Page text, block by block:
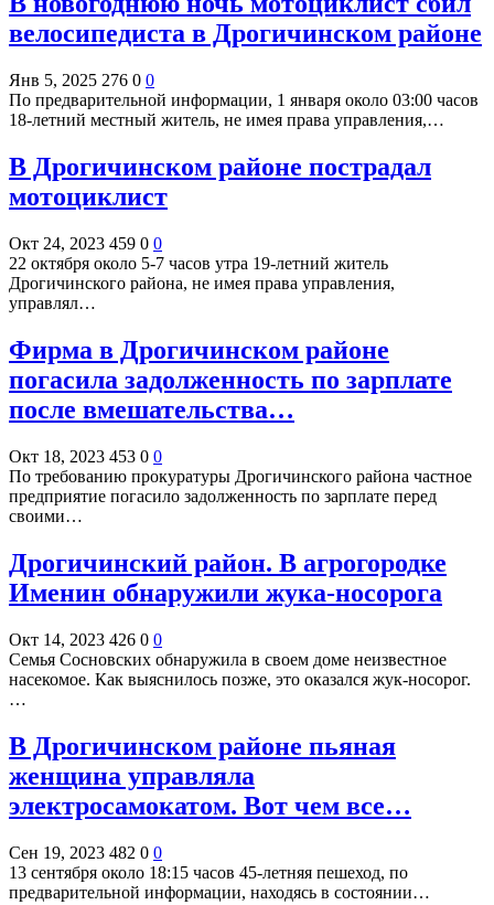
велосипедиста в Дрогичинском районе
Янв 5, 2025 276 0 0
По предварительной информации, 1 января около 03:00 часов
18-летний местный житель, не имея права управления,…
В Дрогичинском районе пострадал
мотоциклист
Окт 24, 2023 459 0 0
22 октября около 5-7 часов утра 19-летний житель
Дрогичинского района, не имея права управления,
управлял…
Фирма в Дрогичинском районе
погасила задолженность по зарплате
после вмешательства…
Окт 18, 2023 453 0 0
По требованию прокуратуры Дрогичинского района частное
предприятие погасило задолженность по зарплате перед
своими…
Дрогичинский район. В агрогородке
Именин обнаружили жука-носорога
Окт 14, 2023 426 0 0
Семья Сосновских обнаружила в своем доме неизвестное
насекомое. Как выяснилось позже, это оказался жук-носорог.
…
В Дрогичинском районе пьяная
женщина управляла
электросамокатом. Вот чем все…
Сен 19, 2023 482 0 0
13 сентября около 18:15 часов 45-летняя пешеход, по
предварительной информации, находясь в состоянии…